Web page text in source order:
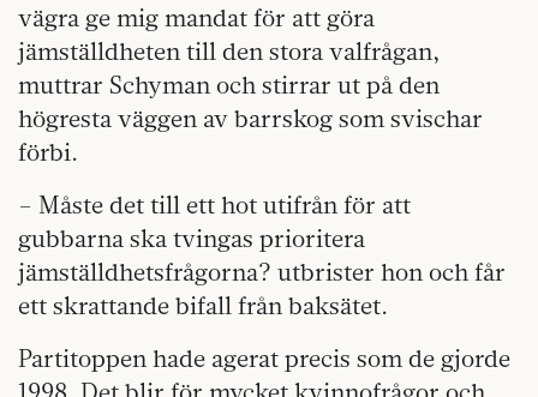
vägra ge mig mandat för att göra
jämställdheten till den stora valfrågan,
muttrar Schyman och stirrar ut på den
högresta väggen av barrskog som svischar
förbi.
– Måste det till ett hot utifrån för att
gubbarna ska tvingas prioritera
jämställdhetsfrågorna? utbrister hon och får
ett skrattande bifall från baksätet.
Partitoppen hade agerat precis som de gjorde